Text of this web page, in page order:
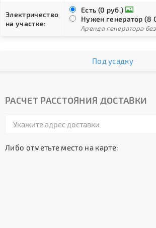
Электричество
на участке:
Есть (0 руб.)
Нужен генератор (8
Аренда генератора
Под усадку
РАСЧЕТ РАССТОЯНИЯ ДОСТАВКИ
Либо отметьте место на карте: